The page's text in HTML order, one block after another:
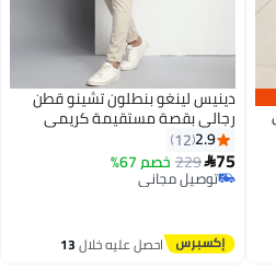
دينيس لينغو بنطلون تشينو قطن
رجالي بقصة مستقيمة كريمي
2.9
12
75
229 خصم 67%
توصيل مجاني
توصيل مجاني
احصل عليه خلال13